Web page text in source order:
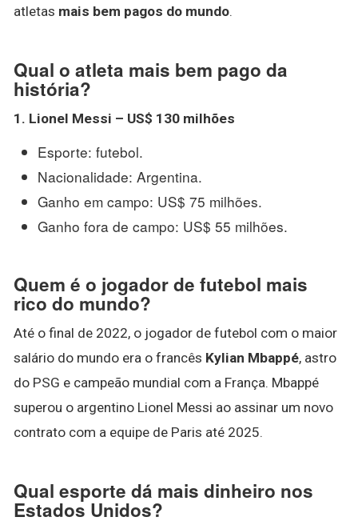
atletas mais bem pagos do mundo.
Qual o atleta mais bem pago da
história?
1. Lionel Messi – US$ 130 milhões
Esporte: futebol.
Nacionalidade: Argentina.
Ganho em campo: US$ 75 milhões.
Ganho fora de campo: US$ 55 milhões.
Quem é o jogador de futebol mais
rico do mundo?
Até o final de 2022, o jogador de futebol com o maior
salário do mundo era o francês Kylian Mbappé, astro
do PSG e campeão mundial com a França. Mbappé
superou o argentino Lionel Messi ao assinar um novo
contrato com a equipe de Paris até 2025.
Qual esporte dá mais dinheiro nos
Estados Unidos?